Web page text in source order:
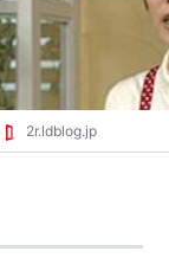
2r.ldblog.jp